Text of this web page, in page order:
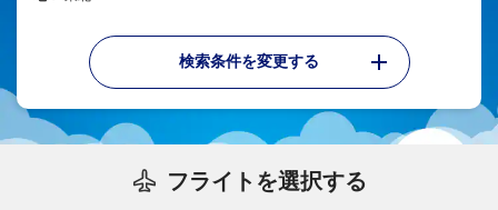
検索条件を変更する
フライトを選択する